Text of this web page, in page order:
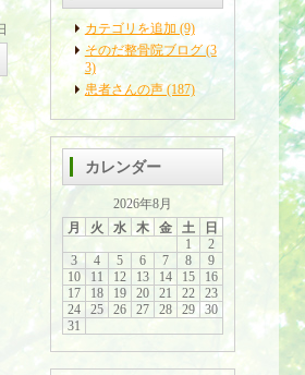
カテゴリを追加 (9)
そのだ整骨院ブログ (3
3)
患者さんの声 (187)
カレンダー
2026年8月
月
火 水 木 金 土
日
1
2
3
4 5 6 7 8
9
10
11 12 13 14 15
16
17
18 19 20 21 22
23
24
25 26 27 28 29
30
31